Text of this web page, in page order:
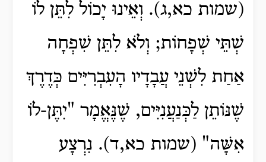
(שמות כא,ג). וְאֵינוּ יָכוֹל לִתֵּן לוֹ
שְׁתֵּי שְׁפָחוֹת; וְלֹא לִתֵּן שִׁפְחָה
אַחַת לִשְׁנֵי עֲבָדָיו הָעִבְרִיִּים כְּדֶרֶךְ
שֶׁנּוֹתֵן לַכְּנַעֲנִיִּים, שֶׁנֶּאֱמָר "יִתֶּן-לוֹ
אִשָּׁה" (שמות כא,ד). נִרְצָע